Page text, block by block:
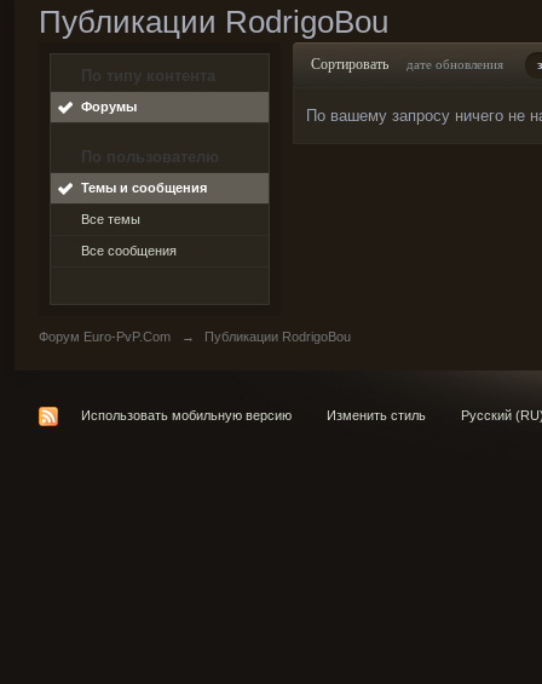
Публикации RodrigoBou
По типу контента
Форумы
По пользователю
Темы и сообщения
Все темы
Все сообщения
Сортировать дате обновления
По вашему запросу ничего не
Форум Euro-PvP.Com → Публикации RodrigoBou
Использовать мобильную версию Изменить стиль Русский